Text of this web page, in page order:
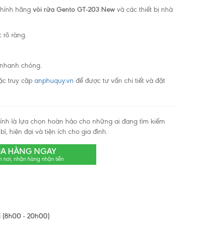
hãng vòi rửa Gento GT-203 New và các thiết bị nhà
rõ ràng.
chóng.
truy cập anphuquy.vn để được tư vấn chi tiết và đặt
là lựa chọn hoàn hảo cho những ai đang tìm kiếm
hiện đại và tiện ích cho gia đình.
HÀNG NGAY
nơi, nhận hàng nhận tiền
(8h00 - 20h00)